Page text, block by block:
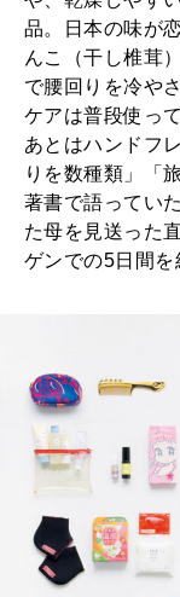
品。日本の味が
んこ（干し椎茸
で腰回りを冷や
ケアは普段使っ
あとはハンドフ
りを数種類」「
著書で語ってい
た母を見送った
ゲンでの5日間を